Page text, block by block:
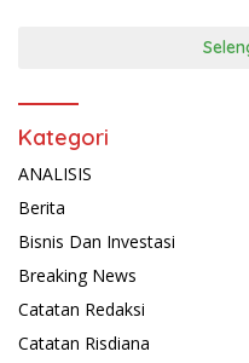
Kategori
ANALISIS
Berita
Bisnis Dan Investasi
Breaking News
Catatan Redaksi
Catatan Risdiana